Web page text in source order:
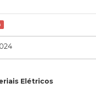
Elétricos